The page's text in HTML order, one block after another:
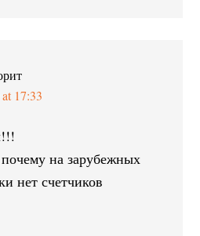
17:33
на зарубежных
нет счетчиков